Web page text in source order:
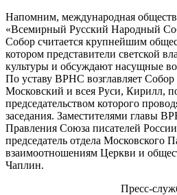
Напомним, международная
«Всемирный Русский Народный
Собор считается крупнейшим
котором представители светской
культуры и обсуждают насущные
По уставу ВРНС возглавляет
Московский и всея Руси, Кирилл,
председательством которого
заседания. Заместителями главы
Правления Союза писателей
председатель отдела Московского
взаимоотношениям Церкви и
Чаплин.
Пресс-